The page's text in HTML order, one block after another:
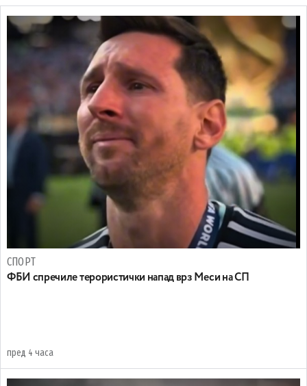
СПОРТ
ФБИ спречиле терористички напад врз Меси на СП
пред 4 часа